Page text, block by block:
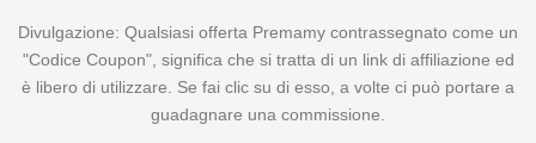
Divulgazione: Qualsiasi offerta Premamy contrassegnato come un
"Codice Coupon", significa che si tratta di un link di affiliazione ed
è libero di utilizzare. Se fai clic su di esso, a volte ci può portare a
guadagnare una commissione.